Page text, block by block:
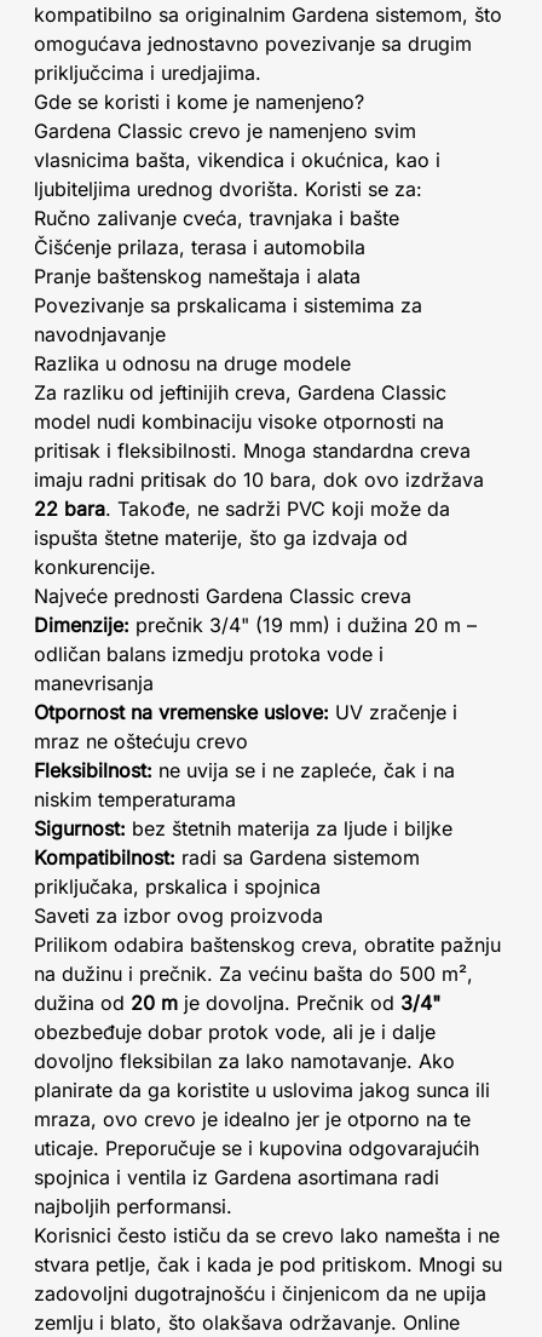
kompatibilno sa originalnim Gardena sistemom, što
omogućava jednostavno povezivanje sa drugim
priključcima i uredjajima.
Gde se koristi i kome je namenjeno?
Gardena Classic crevo je namenjeno svim
vlasnicima bašta, vikendica i okućnica, kao i
ljubiteljima urednog dvorišta. Koristi se za:
Ručno zalivanje cveća, travnjaka i bašte
Čišćenje prilaza, terasa i automobila
Pranje baštenskog nameštaja i alata
Povezivanje sa prskalicama i sistemima za
navodnjavanje
Razlika u odnosu na druge modele
Za razliku od jeftinijih creva, Gardena Classic
model nudi kombinaciju visoke otpornosti na
pritisak i fleksibilnosti. Mnoga standardna creva
imaju radni pritisak do 10 bara, dok ovo izdržava
22 bara. Takođe, ne sadrži PVC koji može da
ispušta štetne materije, što ga izdvaja od
konkurencije.
Najveće prednosti Gardena Classic creva
Dimenzije: prečnik 3/4" (19 mm) i dužina 20 m –
odličan balans izmedju protoka vode i
manevrisanja
Otpornost na vremenske uslove: UV zračenje i
mraz ne oštećuju crevo
Fleksibilnost: ne uvija se i ne zapleće, čak i na
niskim temperaturama
Sigurnost: bez štetnih materija za ljude i biljke
Kompatibilnost: radi sa Gardena sistemom
priključaka, prskalica i spojnica
Saveti za izbor ovog proizvoda
Prilikom odabira baštenskog creva, obratite pažnju
na dužinu i prečnik. Za većinu bašta do 500 m²,
dužina od 20 m je dovoljna. Prečnik od 3/4"
obezbeđuje dobar protok vode, ali je i dalje
dovoljno fleksibilan za lako namotavanje. Ako
planirate da ga koristite u uslovima jakog sunca ili
mraza, ovo crevo je idealno jer je otporno na te
uticaje. Preporučuje se i kupovina odgovarajućih
spojnica i ventila iz Gardena asortimana radi
najboljih performansi.
Korisnici često ističu da se crevo lako namešta i ne
stvara petlje, čak i kada je pod pritiskom. Mnogi su
zadovoljni dugotrajnošću i činjenicom da ne upija
zemlju i blato, što olakšava održavanje. Online